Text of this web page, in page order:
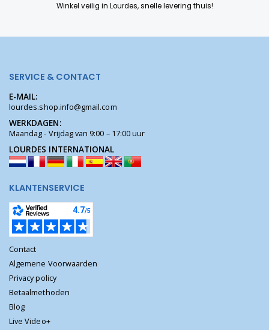
Winkel veilig in Lourdes, snelle levering thuis!
SERVICE & CONTACT
E-MAIL:
lourdes.shop.info@gmail.com
WERKDAGEN:
Maandag - Vrijdag van 9:00 – 17:00 uur
LOURDES INTERNATIONAL
KLANTENSERVICE
Contact
Algemene Voorwaarden
Privacy policy
Betaalmethoden
Blog
Live Video+